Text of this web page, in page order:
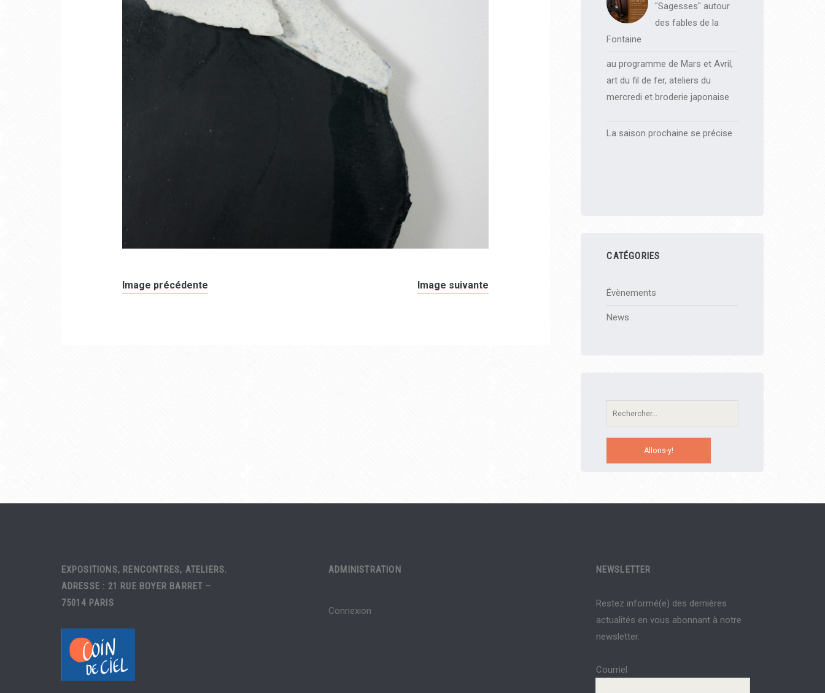
Image précédente Image suivante
"Sagesses" autour
des fables de la
Fontaine
au programme de Mars et Avril,
art du fil de fer, ateliers du
mercredi et broderie japonaise
La saison prochaine se précise
CATÉGORIES
Évènements
News
Recherche:
EXPOSITIONS, RENCONTRES, ATELIERS.
ADRESSE : 21 RUE BOYER BARRET –
75014 PARIS
ADMINISTRATION
Connexion
NEWSLETTER
Restez informé(e) des dernières
actualités en vous abonnant à notre
newsletter.
Courriel